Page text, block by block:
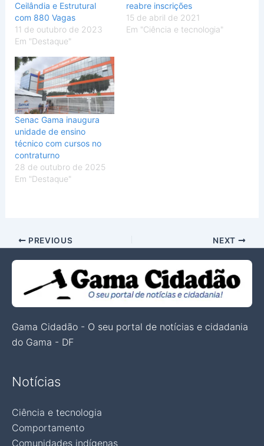
Ceilândia e Estrutural
com 880 Vagas
11 de outubro de 2023
Em "Destaque"
reabre inscrições
15 de abril de 2021
Em "Ciência e tecnologia"
Senac Gama inaugura
unidade de ensino
técnico com cursos no
contraturno
28 de outubro de 2025
Em "Destaque"
PREVIOUS NEXT
Gama Cidadão - O seu portal de notícias e cidadania
do Gama - DF
Notícias
Ciência e tecnologia
Comportamento
Comunidades indígenas